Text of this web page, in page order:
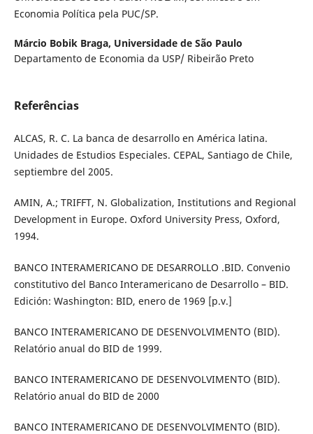
Economia Política pela PUC/SP.
Márcio Bobik Braga, Universidade de São Paulo
Departamento de Economia da USP/ Ribeirão Preto
Referências
ALCAS, R. C. La banca de desarrollo en América latina.
Unidades de Estudios Especiales. CEPAL, Santiago de Chile,
septiembre del 2005.
AMIN, A.; TRIFFT, N. Globalization, Institutions and Regional
Development in Europe. Oxford University Press, Oxford,
1994.
BANCO INTERAMERICANO DE DESARROLLO .BID. Convenio
constitutivo del Banco Interamericano de Desarrollo – BID.
Edición: Washington: BID, enero de 1969 [p.v.]
BANCO INTERAMERICANO DE DESENVOLVIMENTO (BID).
Relatório anual do BID de 1999.
BANCO INTERAMERICANO DE DESENVOLVIMENTO (BID).
Relatório anual do BID de 2000
BANCO INTERAMERICANO DE DESENVOLVIMENTO (BID).